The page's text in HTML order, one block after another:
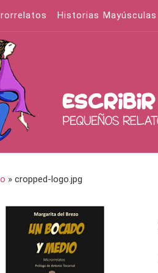
Historias Mayúsculas
» cropped-logo.jpg